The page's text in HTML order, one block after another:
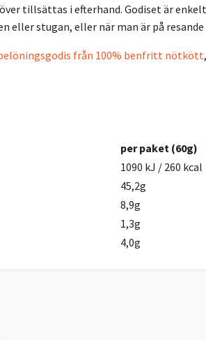
tillsättas i efterhand. Godiset är
eller stugan, eller när man är på
från 100% benfritt nötkött
per paket (60g)
1090 kJ / 260 kcal
45,2g
8,9g
1,3g
4,0g